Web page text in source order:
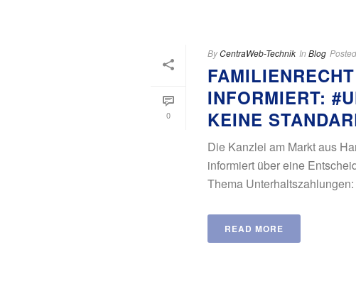
0
ByCentraWeb-Technik In Blog Posted
INFORMIERT:
KEINE
Die Kanzlei am Markt aus
informiert über eine
Thema
READ MORE